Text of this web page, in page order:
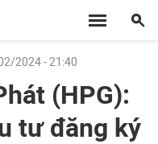
2024 - 21:40
(HPG):
tư đăng ký